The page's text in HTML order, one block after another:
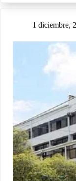
1 diciembre,